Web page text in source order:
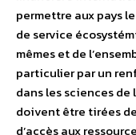
permettre aux pays
de service
mêmes et de
particulier par un
dans les sciences
doivent être tirées
d’accès aux